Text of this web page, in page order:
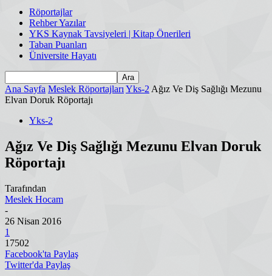
Röportajlar
Rehber Yazılar
YKS Kaynak Tavsiyeleri | Kitap Önerileri
Taban Puanları
Üniversite Hayatı
Ana Sayfa Meslek Röportajları Yks-2 Ağız Ve Diş Sağlığı Mezunu
Elvan Doruk Röportajı
Yks-2
Ağız Ve Diş Sağlığı Mezunu Elvan Doruk
Röportajı
Tarafından
Meslek Hocam
-
26 Nisan 2016
1
17502
Facebook'ta Paylaş
Twitter'da Paylaş